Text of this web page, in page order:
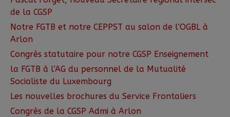
de la CGSP
Notre FGTB et notre CEPPST au salon de l’OGBL à
Arlon
Congrès statutaire pour notre CGSP Enseignement
la FGTB à l’AG du personnel de la Mutualité
Socialiste du Luxembourg
Les nouvelles brochures du Service Frontaliers
Congrès de la CGSP Admi à Arlon